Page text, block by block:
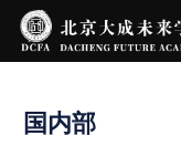
国内部